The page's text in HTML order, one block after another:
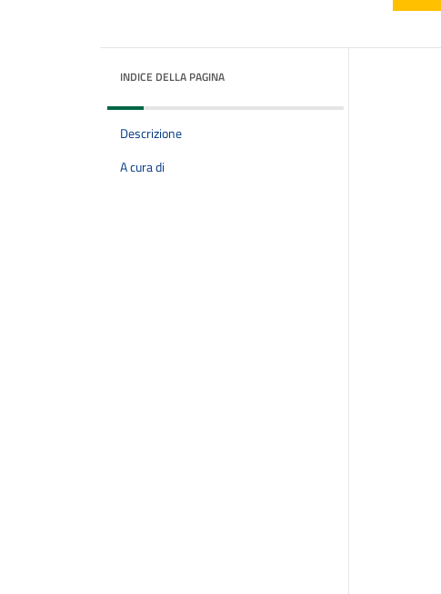
INDICE DELLA PAGINA
Descrizione
A cura di